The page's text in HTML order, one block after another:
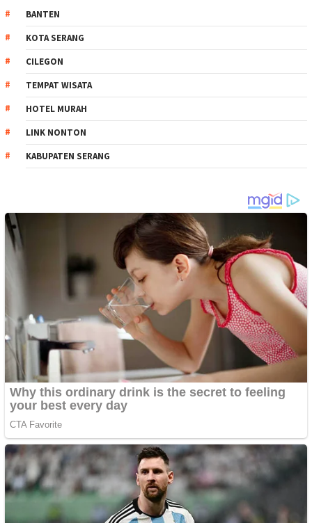
BANTEN
KOTA SERANG
CILEGON
TEMPAT WISATA
HOTEL MURAH
LINK NONTON
KABUPATEN SERANG